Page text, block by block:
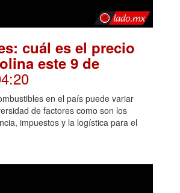
cuál es el precio
este 9 de
en el país puede variar
de factores como son los
impuestos y la logística para el